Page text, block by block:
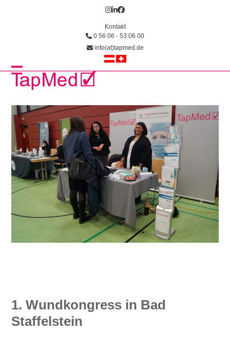
Instagram
LinkedIn
Facebook
Kontakt
0 56 06 - 53 06 00
info(at)tapmed.de
Open
menu
Close
menu
1. Wundkongress in Bad
Staffelstein